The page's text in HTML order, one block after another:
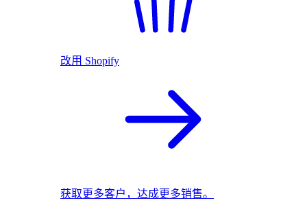
改用 Shopify
获取更多客户，达成更多销售。